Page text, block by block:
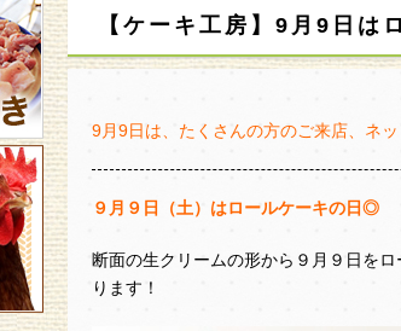
【ケーキ工房】9月9日は
9月9日は、たくさんの方のご来店、ネ
９月９日（土）はロールケーキの日◎
断面の生クリームの形から９月９日を
ります！